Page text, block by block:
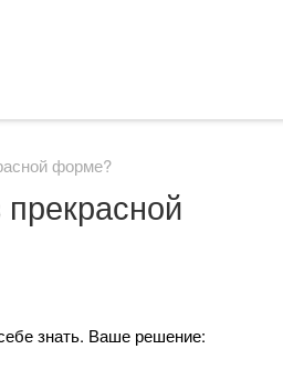
форме?
знать. Ваше решение: